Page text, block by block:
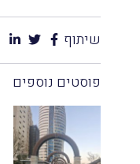
שיתוף
פוסטים נוספים